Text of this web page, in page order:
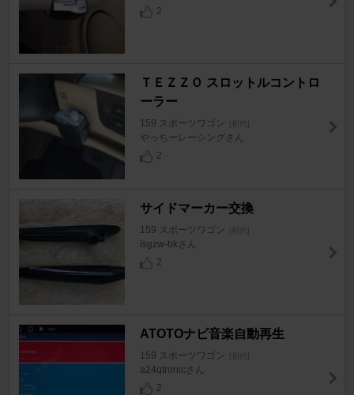
2
ＴＥＺＺＯ スロットルコントロ
ーラー
159 スポーツワゴン [初代]
やっちーレーシングさん
2
サイドマーカー交換
159 スポーツワゴン [初代]
Isgzw-bkさん
2
ATOTOナビ音楽自動再生
159 スポーツワゴン [初代]
a24qtronicさん
2